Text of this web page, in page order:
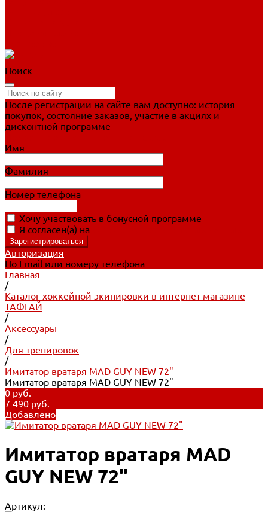
Поиск
После регистрации на сайте вам доступно: история
покупок, состояние заказов, участие в акциях и
дисконтной программе
Имя
Фамилия
Номер телефона
Хочу участвовать в бонусной программе
Я согласен(а) на
Авторизация
По Email или номеру телефона
Главная
/
Каталог хоккейной экипировки в интернет магазине
ТАФГАЙ
/
Аксессуары
/
Для тренировок
/
Имитатор вратаря MAD GUY NEW 72"
Имитатор вратаря MAD GUY NEW 72"
0 руб.
7 490 руб.
Добавлено
Имитатор вратаря MAD
GUY NEW 72"
Артикул: